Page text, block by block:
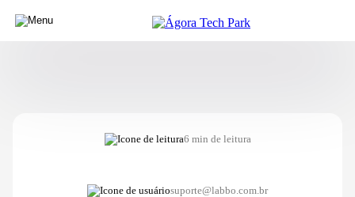
6 min de leitura
suporte@labbo.com.br